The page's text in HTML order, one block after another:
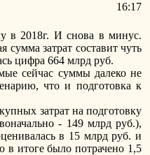
16:17
в 2018г. И снова в минус.
затрат составит чуть
цифра 664 млрд руб.
сейчас суммы далеко не
что и подготовка к
затрат на подготовку
- 149 млрд руб.),
в 15 млрд руб. и
в итоге было потрачено 1,5